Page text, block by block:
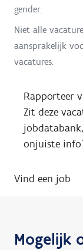
gender.
Niet alle
aansprakelijk
vacatures.
Rapporteer
Zit deze
onjuiste
Vind een job
Mogelijk